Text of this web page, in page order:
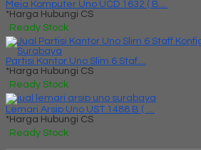
Meja Komputer Uno UCD 1632 ( B....
*Harga Hubungi CS
Ready Stock
Partisi Kantor Uno Slim 6 Staf....
*Harga Hubungi CS
Ready Stock
Lemari Arsip Uno UST 1488 B ( ....
*Harga Hubungi CS
Ready Stock